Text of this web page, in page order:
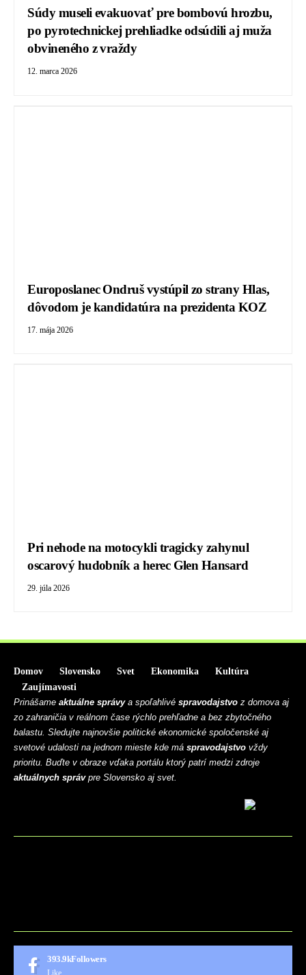
Súdy museli evakuovať pre bombovú hrozbu,
po pyrotechnickej prehliadke odsúdili aj muža
obvineného z vraždy
12. marca 2026
Europoslanec Ondruš vystúpil zo strany Hlas,
dôvodom je kandidatúra na prezidenta KOZ
17. mája 2026
Pri nehode na motocykli tragicky zahynul
oscarový hudobník a herec Glen Hansard
29. júla 2026
Domov Slovensko Svet Ekonomika
Kultúra
Zaujímavosti
Prinášame aktuálne správya spoľahlivé spravodajstvo z domova aj
zo zahraničia v reálnom čase rýchlo prehľadne a bez zbytočného
balastu. Sledujte najnovšie politické ekonomické spoločenské aj
svetové udalosti na jednom mieste kde má spravodajstvo vždy
prioritu. Buďte v obraze vďaka portálu ktorý patrí medzi zdroje
aktuálnych správpre Slovensko aj svet.
393.9kFollowers